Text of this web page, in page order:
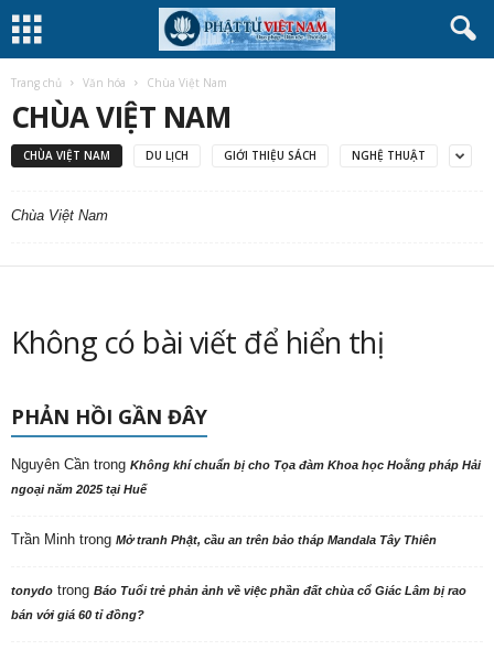
Trang chủ Văn hóa Chùa Việt Nam
CHÙA VIỆT NAM
CHÙA VIỆT NAM DU LỊCH GIỚI THIỆU SÁCH NGHỆ THUẬT
Chùa Việt Nam
Không có bài viết để hiển thị
PHẢN HỒI GẦN ĐÂY
Nguyên Cần trong Không khí chuẩn bị cho Tọa đàm Khoa học Hoằng pháp Hải
ngoại năm 2025 tại Huế
Trần Minh trong Mở tranh Phật, cầu an trên bảo tháp Mandala Tây Thiên
tonydo trong Báo Tuổi trẻ phản ảnh về việc phần đất chùa cổ Giác Lâm bị rao
bán với giá 60 tỉ đồng?